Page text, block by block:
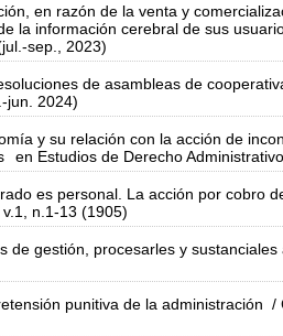
en razón de la venta y
la información cerebral de sus
sep., 2023)
de asambleas de
jun. 2024)
y su relación con la acción de
en Estudios de Derecho
es personal. La acción por cobro
n.1-13 (1905)
de gestión, procesarles y
punitiva de la administración /